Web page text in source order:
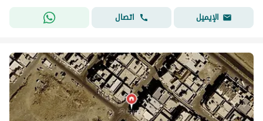
الإيميل
اتصال